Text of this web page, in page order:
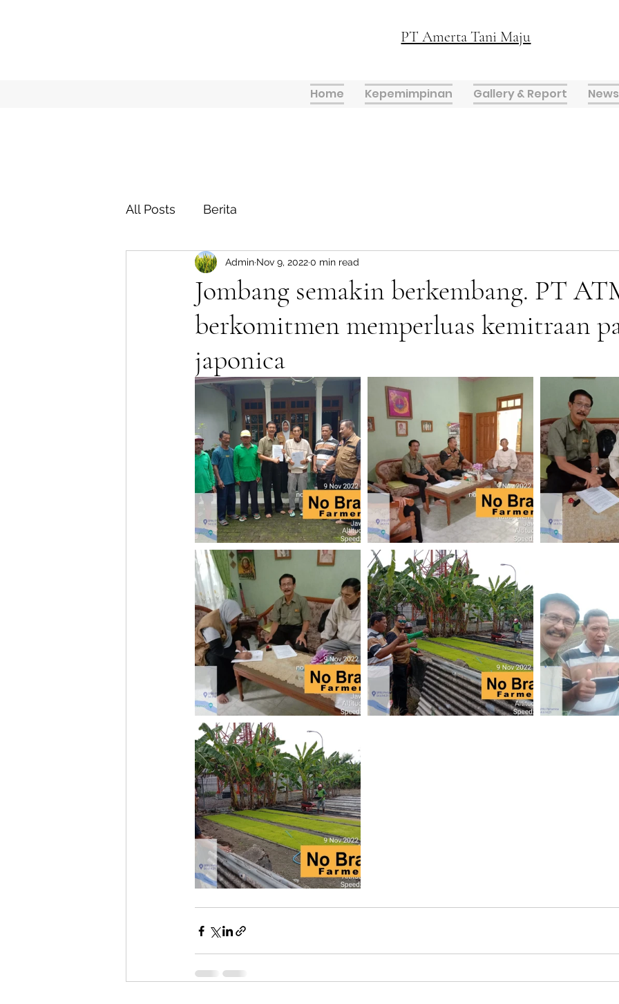
PT Amerta Tani Maju
Home Kepemimpinan Gallery & Report News
All Posts Berita
Jombang semakin berkembang. PT
berkomitmen memperluas kemitraan
japonica
Admin Nov 9, 20220 min read